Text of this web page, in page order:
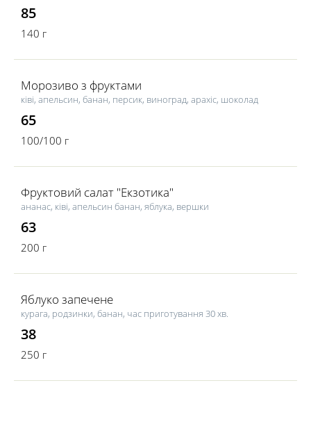
85
140 г
Морозиво з фруктами
ківі, апельсин, банан, персик, виноград, арахіс, шоколад
65
100/100 г
Фруктовий салат "Екзотика"
ананас, ківі, апельсин банан, яблука, вершки
63
200 г
Яблуко запечене
курага, родзинки, банан, час приготування 30 хв.
38
250 г